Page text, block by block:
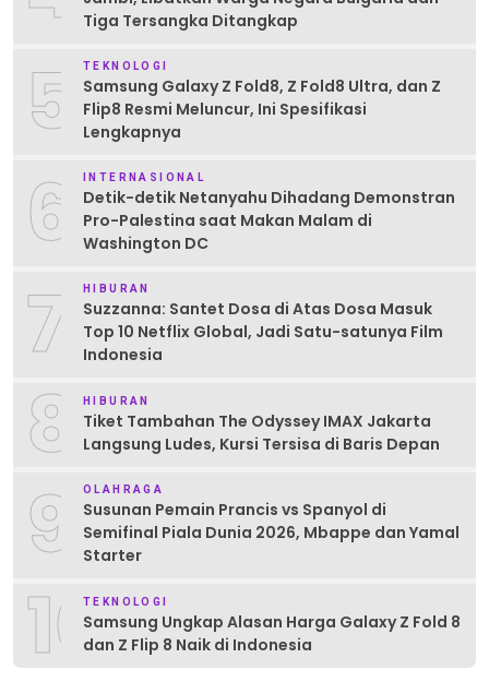
Tiga Tersangka Ditangkap
5 TEKNOLOGI
Samsung Galaxy Z Fold8, Z Fold8 Ultra, dan Z
Flip8 Resmi Meluncur, Ini Spesifikasi
Lengkapnya
6 INTERNASIONAL
Detik-detik Netanyahu Dihadang Demonstran
Pro-Palestina saat Makan Malam di
Washington DC
7 HIBURAN
Suzzanna: Santet Dosa di Atas Dosa Masuk
Top 10 Netflix Global, Jadi Satu-satunya Film
Indonesia
8 HIBURAN
Tiket Tambahan The Odyssey IMAX Jakarta
Langsung Ludes, Kursi Tersisa di Baris Depan
9 OLAHRAGA
Susunan Pemain Prancis vs Spanyol di
Semifinal Piala Dunia 2026, Mbappe dan Yamal
Starter
10TEKNOLOGI
Samsung Ungkap Alasan Harga Galaxy Z Fold 8
dan Z Flip 8 Naik di Indonesia